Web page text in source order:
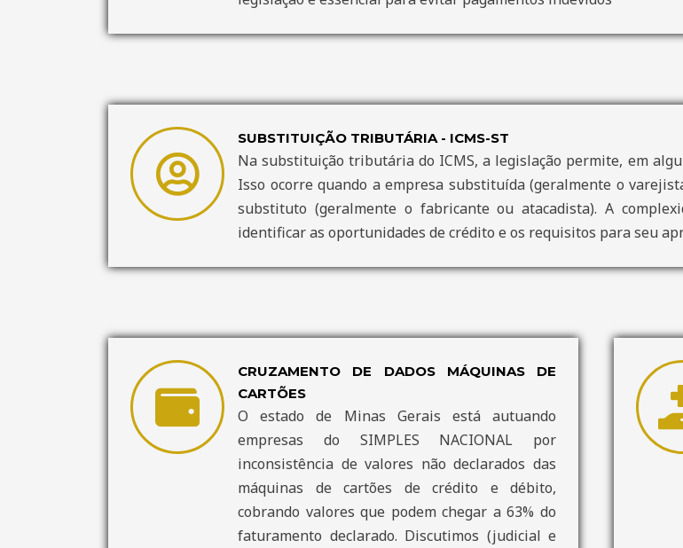
SUBSTITUIÇÃO TRIBUTÁRIA - ICMS-ST
Na substituição tributária do ICMS, a legislação permite, em
Isso ocorre quando a empresa substituída (geralmente o
substituto (geralmente o fabricante ou atacadista). A
identificar as oportunidades de crédito e os requisitos para seu
CRUZAMENTO DE DADOS MÁQUINAS DE
CARTÕES
O estado de Minas Gerais está autuando
empresas do SIMPLES NACIONAL por
inconsistência de valores não declarados das
máquinas de cartões de crédito e débito,
cobrando valores que podem chegar a 63% do
faturamento declarado. Discutimos (judicial e